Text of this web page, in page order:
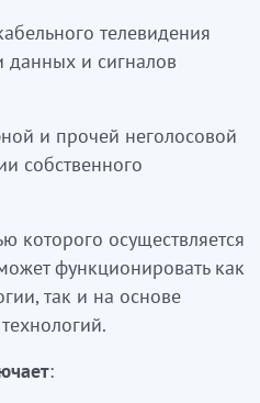
сигналдарын
дауыстық емес байланыс
негізінде және
негізінде де
телевидения
данных и сигналов
и прочей неголосовой
собственного
которого осуществляется
функционировать как
так и на основе
: